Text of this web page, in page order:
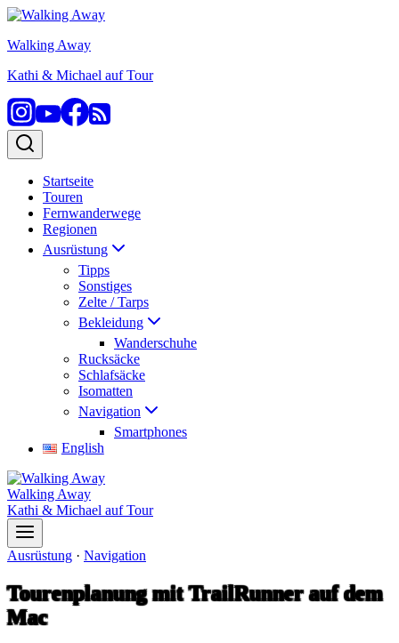
Zum
springen
Walking Away
Kathi & Michael auf Tour
Startseite
Touren
Fernwanderwege
Regionen
Ausrüstung
Tipps
Sonstiges
Zelte / Tarps
Bekleidung
Wanderschuhe
Rucksäcke
Schlafsäcke
Isomatten
Navigation
Smartphones
English
Walking Away
Kathi & Michael auf Tour
Ausrüstung · Navigation
Tourenplanung mit TrailRunner auf dem
Mac